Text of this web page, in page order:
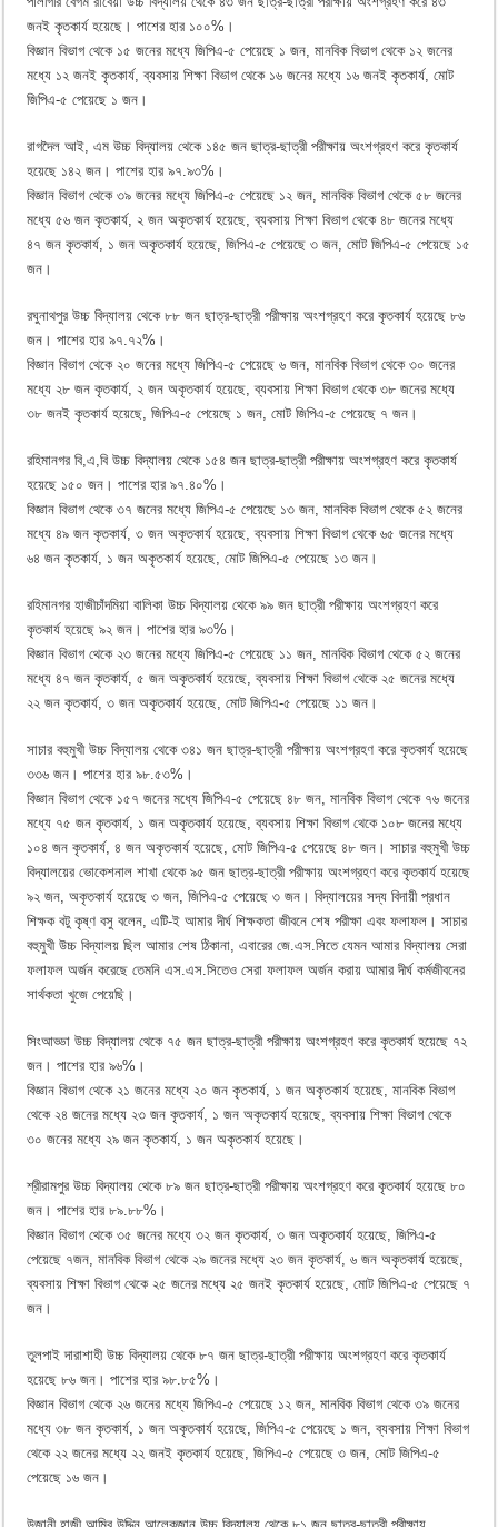
জনই কৃতকার্য হয়েছে। পাশের হার ১০০%।
বিজ্ঞান বিভাগ থেকে ১৫ জনের মধ্যে জিপিএ-৫ পেয়েছে ১ জন, মানবিক বিভাগ থেকে ১২ জনের
মধ্যে ১২ জনই কৃতকার্য, ব্যবসায় শিক্ষা বিভাগ থেকে ১৬ জনের মধ্যে ১৬ জনই কৃতকার্য, মোট
জিপিএ-৫ পেয়েছে ১ জন।
রাগদৈল আই, এম উচ্চ বিদ্যালয় থেকে ১৪৫ জন ছাত্র-ছাত্রী পরীক্ষায় অংশগ্রহণ করে কৃতকার্য
হয়েছে ১৪২ জন। পাশের হার ৯৭.৯৩%।
বিজ্ঞান বিভাগ থেকে ৩৯ জনের মধ্যে জিপিএ-৫ পেয়েছে ১২ জন, মানবিক বিভাগ থেকে ৫৮ জনের
মধ্যে ৫৬ জন কৃতকার্য, ২ জন অকৃতকার্য হয়েছে, ব্যবসায় শিক্ষা বিভাগ থেকে ৪৮ জনের মধ্যে
৪৭ জন কৃতকার্য, ১ জন অকৃতকার্য হয়েছে, জিপিএ-৫ পেয়েছে ৩ জন, মোট জিপিএ-৫ পেয়েছে ১৫
জন।
রঘুনাথপুর উচ্চ বিদ্যালয় থেকে ৮৮ জন ছাত্র-ছাত্রী পরীক্ষায় অংশগ্রহণ করে কৃতকার্য হয়েছে ৮৬
জন। পাশের হার ৯৭.৭২%।
বিজ্ঞান বিভাগ থেকে ২০ জনের মধ্যে জিপিএ-৫ পেয়েছে ৬ জন, মানবিক বিভাগ থেকে ৩০ জনের
মধ্যে ২৮ জন কৃতকার্য, ২ জন অকৃতকার্য হয়েছে, ব্যবসায় শিক্ষা বিভাগ থেকে ৩৮ জনের মধ্যে
৩৮ জনই কৃতকার্য হয়েছে, জিপিএ-৫ পেয়েছে ১ জন, মোট জিপিএ-৫ পেয়েছে ৭ জন।
রহিমানগর বি,এ,বি উচ্চ বিদ্যালয় থেকে ১৫৪ জন ছাত্র-ছাত্রী পরীক্ষায় অংশগ্রহণ করে কৃতকার্য
হয়েছে ১৫০ জন। পাশের হার ৯৭.৪০%।
বিজ্ঞান বিভাগ থেকে ৩৭ জনের মধ্যে জিপিএ-৫ পেয়েছে ১৩ জন, মানবিক বিভাগ থেকে ৫২ জনের
মধ্যে ৪৯ জন কৃতকার্য, ৩ জন অকৃতকার্য হয়েছে, ব্যবসায় শিক্ষা বিভাগ থেকে ৬৫ জনের মধ্যে
৬৪ জন কৃতকার্য, ১ জন অকৃতকার্য হয়েছে, মোট জিপিএ-৫ পেয়েছে ১৩ জন।
রহিমানগর হাজীচাঁদমিয়া বালিকা উচ্চ বিদ্যালয় থেকে ৯৯ জন ছাত্রী পরীক্ষায় অংশগ্রহণ করে
কৃতকার্য হয়েছে ৯২ জন। পাশের হার ৯৩%।
বিজ্ঞান বিভাগ থেকে ২৩ জনের মধ্যে জিপিএ-৫ পেয়েছে ১১ জন, মানবিক বিভাগ থেকে ৫২ জনের
মধ্যে ৪৭ জন কৃতকার্য, ৫ জন অকৃতকার্য হয়েছে, ব্যবসায় শিক্ষা বিভাগ থেকে ২৫ জনের মধ্যে
২২ জন কৃতকার্য, ৩ জন অকৃতকার্য হয়েছে, মোট জিপিএ-৫ পেয়েছে ১১ জন।
সাচার বহুমুখী উচ্চ বিদ্যালয় থেকে ৩৪১ জন ছাত্র-ছাত্রী পরীক্ষায় অংশগ্রহণ করে কৃতকার্য হয়েছে
৩৩৬ জন। পাশের হার ৯৮.৫৩%।
বিজ্ঞান বিভাগ থেকে ১৫৭ জনের মধ্যে জিপিএ-৫ পেয়েছে ৪৮ জন, মানবিক বিভাগ থেকে ৭৬ জনের
মধ্যে ৭৫ জন কৃতকার্য, ১ জন অকৃতকার্য হয়েছে, ব্যবসায় শিক্ষা বিভাগ থেকে ১০৮ জনের মধ্যে
১০৪ জন কৃতকার্য, ৪ জন অকৃতকার্য হয়েছে, মোট জিপিএ-৫ পেয়েছে ৪৮ জন। সাচার বহুমুখী উচ্চ
বিদ্যালয়ের ভোকেশনাল শাখা থেকে ৯৫ জন ছাত্র-ছাত্রী পরীক্ষায় অংশগ্রহণ করে কৃতকার্য হয়েছে
৯২ জন, অকৃতকার্য হয়েছে ৩ জন, জিপিএ-৫ পেয়েছে ৩ জন। বিদ্যালয়ের সদ্য বিদায়ী প্রধান
শিক্ষক বটু কৃষ্ণ বসু বলেন, এটি-ই আমার দীর্ঘ শিক্ষকতা জীবনে শেষ পরীক্ষা এবং ফলাফল। সাচার
বহুমুখী উচ্চ বিদ্যালয় ছিল আমার শেষ ঠিকানা, এবারের জে.এস.সিতে যেমন আমার বিদ্যালয় সেরা
ফলাফল অর্জন করেছে তেমনি এস.এস.সিতেও সেরা ফলাফল অর্জন করায় আমার দীর্ঘ কর্মজীবনের
সার্থকতা খুজে পেয়েছি।
সিংআড্ডা উচ্চ বিদ্যালয় থেকে ৭৫ জন ছাত্র-ছাত্রী পরীক্ষায় অংশগ্রহণ করে কৃতকার্য হয়েছে ৭২
জন। পাশের হার ৯৬%।
বিজ্ঞান বিভাগ থেকে ২১ জনের মধ্যে ২০ জন কৃতকার্য, ১ জন অকৃতকার্য হয়েছে, মানবিক বিভাগ
থেকে ২৪ জনের মধ্যে ২৩ জন কৃতকার্য, ১ জন অকৃতকার্য হয়েছে, ব্যবসায় শিক্ষা বিভাগ থেকে
৩০ জনের মধ্যে ২৯ জন কৃতকার্য, ১ জন অকৃতকার্য হয়েছে।
শ্রীরামপুর উচ্চ বিদ্যালয় থেকে ৮৯ জন ছাত্র-ছাত্রী পরীক্ষায় অংশগ্রহণ করে কৃতকার্য হয়েছে ৮০
জন। পাশের হার ৮৯.৮৮%।
বিজ্ঞান বিভাগ থেকে ৩৫ জনের মধ্যে ৩২ জন কৃতকার্য, ৩ জন অকৃতকার্য হয়েছে, জিপিএ-৫
পেয়েছে ৭জন, মানবিক বিভাগ থেকে ২৯ জনের মধ্যে ২৩ জন কৃতকার্য, ৬ জন অকৃতকার্য হয়েছে,
ব্যবসায় শিক্ষা বিভাগ থেকে ২৫ জনের মধ্যে ২৫ জনই কৃতকার্য হয়েছে, মোট জিপিএ-৫ পেয়েছে ৭
জন।
তুলপাই দারাশাহী উচ্চ বিদ্যালয় থেকে ৮৭ জন ছাত্র-ছাত্রী পরীক্ষায় অংশগ্রহণ করে কৃতকার্য
হয়েছে ৮৬ জন। পাশের হার ৯৮.৮৫%।
বিজ্ঞান বিভাগ থেকে ২৬ জনের মধ্যে জিপিএ-৫ পেয়েছে ১২ জন, মানবিক বিভাগ থেকে ৩৯ জনের
মধ্যে ৩৮ জন কৃতকার্য, ১ জন অকৃতকার্য হয়েছে, জিপিএ-৫ পেয়েছে ১ জন, ব্যবসায় শিক্ষা বিভাগ
থেকে ২২ জনের মধ্যে ২২ জনই কৃতকার্য হয়েছে, জিপিএ-৫ পেয়েছে ৩ জন, মোট জিপিএ-৫
পেয়েছে ১৬ জন।